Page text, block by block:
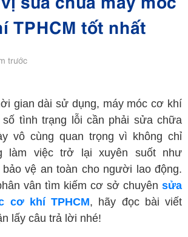
TPHCM tốt nhất
trước
dài sử dụng, máy móc cơ khí
tình trạng lỗi cần phải sửa chữa
vô cùng quan trọng vì không chỉ
làm việc trở lại xuyên suốt như
vệ an toàn cho người lao động.
vân tìm kiếm cơ sở chuyên sửa
cơ khí TPHCM, hãy đọc bài viết
lấy câu trả lời nhé!